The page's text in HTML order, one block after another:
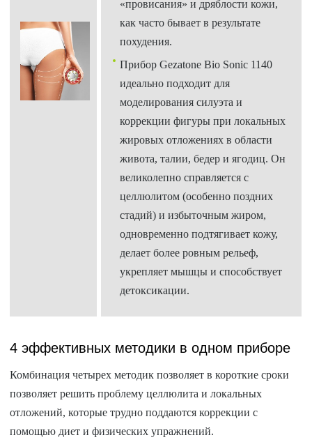
«провисания» и дряблости кожи,
как часто бывает в результате
похудения.
Прибор Gezatone Bio Sonic 1140
идеально подходит для
моделирования силуэта и
коррекции фигуры при локальных
жировых отложениях в области
живота, талии, бедер и ягодиц. Он
великолепно справляется с
целлюлитом (особенно поздних
стадий) и избыточным жиром,
одновременно подтягивает кожу,
делает более ровным рельеф,
укрепляет мышцы и способствует
детоксикации.
4 эффективных методики в одном приборе
Комбинация четырех методик позволяет в короткие сроки
позволяет решить проблему целлюлита и локальных
отложений, которые трудно поддаются коррекции с
помощью диет и физических упражнений.